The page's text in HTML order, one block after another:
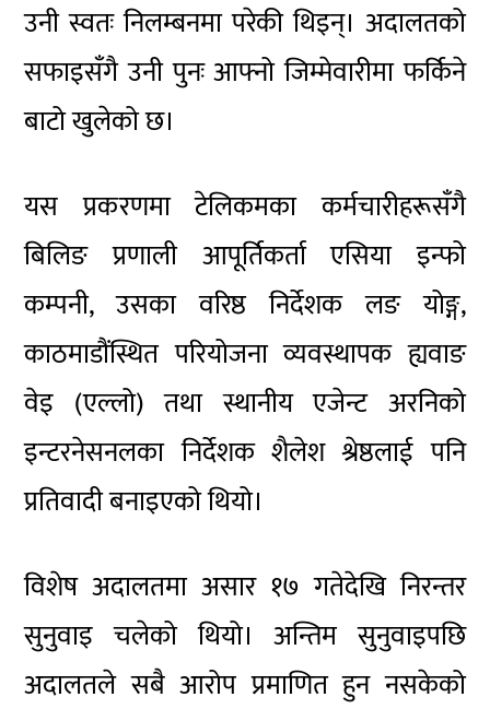
उनी स्वतः निलम्बनमा परेकी थिइन्। अदालतको
सफाइसँगै उनी पुनः आफ्नो जिम्मेवारीमा फर्किने
बाटो खुलेको छ।
यस प्रकरणमा टेलिकमका कर्मचारीहरूसँगै
बिलिङ प्रणाली आपूर्तिकर्ता एसिया इन्फो
कम्पनी, उसका वरिष्ठ निर्देशक लङ योङ्ग,
काठमाडौंस्थित परियोजना व्यवस्थापक ह्यवाङ
वेइ (एल्लो) तथा स्थानीय एजेन्ट अरनिको
इन्टरनेसनलका निर्देशक शैलेश श्रेष्ठलाई पनि
प्रतिवादी बनाइएको थियो।
विशेष अदालतमा असार १७ गतेदेखि निरन्तर
सुनुवाइ चलेको थियो। अन्तिम सुनुवाइपछि
अदालतले सबै आरोप प्रमाणित हुन नसकेको